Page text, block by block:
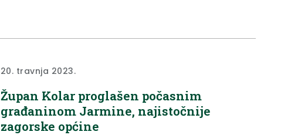
20. travnja 2023.
Župan Kolar proglašen počasnim
građaninom Jarmine, najistočnije
zagorske općine